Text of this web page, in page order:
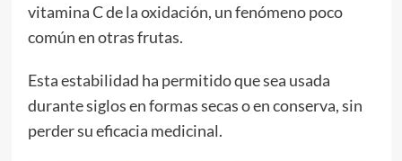
vitamina C de la oxidación, un fenómeno poco
común en otras frutas.
Esta estabilidad ha permitido que sea usada
durante siglos en formas secas o en conserva, sin
perder su eficacia medicinal.